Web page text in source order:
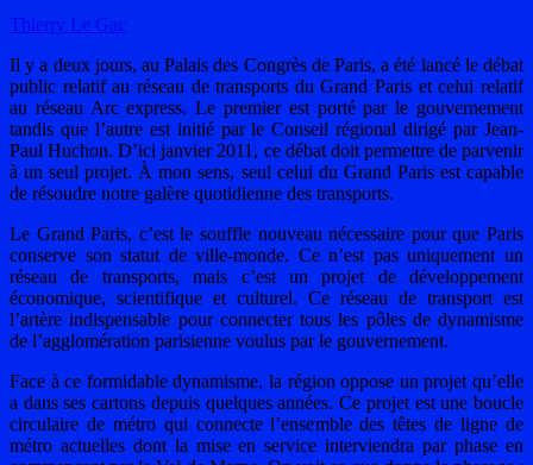
Thierry Le Gac
Il y a deux jours, au Palais des Congrès de Paris, a été lancé le débat
public relatif au réseau de transports du Grand Paris et celui relatif
au réseau Arc express. Le premier est porté par le gouvernement
tandis que l’autre est initié par le Conseil régional dirigé par Jean-
Paul Huchon. D’ici janvier 2011, ce débat doit permettre de parvenir
à un seul projet. À mon sens, seul celui du Grand Paris est capable
de résoudre notre galère quotidienne des transports.
Le Grand Paris, c’est le souffle nouveau nécessaire pour que Paris
conserve son statut de ville-monde. Ce n’est pas uniquement un
réseau de transports, mais c’est un projet de développement
économique, scientifique et culturel. Ce réseau de transport est
l’artère indispensable pour connecter tous les pôles de dynamisme
de l’agglomération parisienne voulus par le gouvernement.
Face à ce formidable dynamisme, la région oppose un projet qu’elle
a dans ses cartons depuis quelques années. Ce projet est une boucle
circulaire de métro qui connecte l’ensemble des têtes de ligne de
métro actuelles dont la mise en service interviendra par phase en